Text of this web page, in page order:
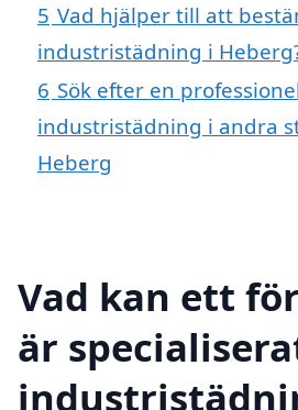
5 Vad hjälper till att
industristädning i
6 Sök efter en
industristädning i andra
Heberg
Vad kan ett
är